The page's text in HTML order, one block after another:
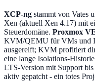
XCP-ng stammt von Vates
Xen (aktuell Xen 4.17) mit
Steuerdomäne. Proxmox
KVM/QEMU für VMs und
ausgereift; KVM profitiert
eine lange Isolations-
LTS-Version mit Support
aktiv gepatcht - ein totes